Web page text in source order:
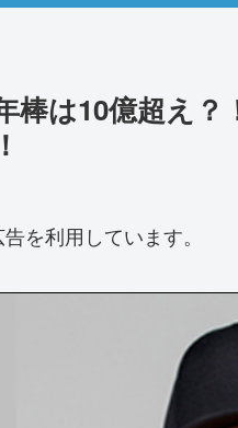
棒は10億超え
を利用しています。